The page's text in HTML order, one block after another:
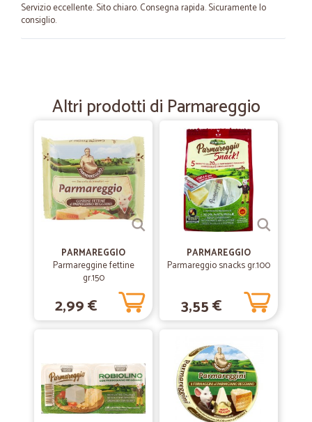
Servizio eccellente. Sito chiaro. Consegna rapida. Sicuramente lo
consiglio.
concludere…
Facilità di uso del sito per concludere l’acquisto tempi di consegna
—Roberto G.
Servizio molto buono
Servizio molto buono, alcuni scatoloni erano un po' danneggiati, per
questo non ho dato il massimo punteggio.
—
Qualità,prezzo, cortesia, consegna la spesa a casa perfettamente
immediata a qualsiasi eventuale reclamo ,consiglio CICALIA che
aiuta la nostra dispensa a riempirsi di buoni prodotti restando a casa. ,
Dina Galli Larese
—Marta C.
Altri prodotti di Parmareggio
PARMAREGGIO
Parmareggine fettine
gr.150
2,99 €
PARMAREGGIO
Parmareggio snacks gr.100
3,55 €